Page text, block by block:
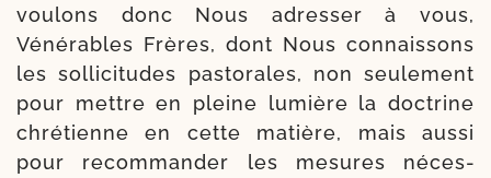
vou­lons donc Nous adres­ser à vous,
Vénérables Frères, dont Nous connais­sons
les sol­li­ci­tudes pas­to­rales, non seule­ment
pour mettre en pleine lumière la doc­trine
chré­tienne en cette matière, mais aus­si
pour recom­man­der les mesures néces­